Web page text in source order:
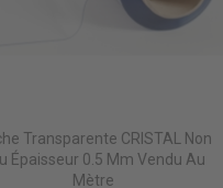
Transparente CRISTAL Non
Épaisseur 0.5 Mm Vendu Au
Mètre